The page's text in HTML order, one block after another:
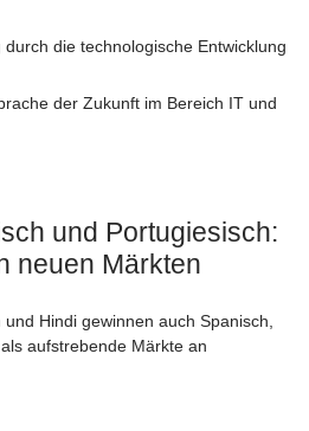
die technologische Entwicklung
der Zukunft im Bereich IT und
und Portugiesisch:
neuen Märkten
Hindi gewinnen auch Spanisch,
aufstrebende Märkte an